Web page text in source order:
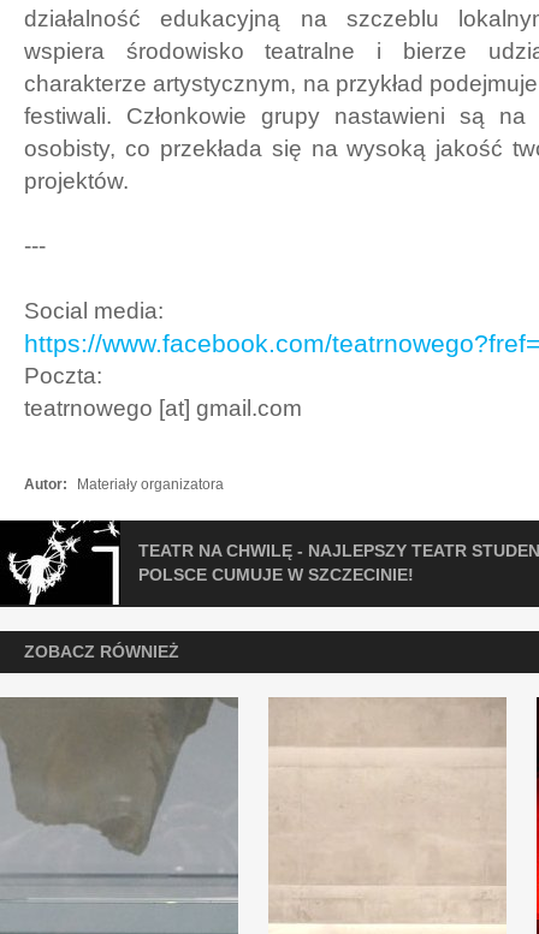
działalność edukacyjną na szczeblu
wspiera środowisko teatralne i bierze
charakterze artystycznym, na przykład
festiwali. Członkowie grupy nastawieni są
osobisty, co przekłada się na wysoką jakość
projektów.
---
Social media:
https://www.facebook.com/
Poczta:
teatrnowego [at] gmail.com
Autor: Materiały organizatora
TEATR NA CHWILĘ - NAJLEPSZY TEATR
POLSCE CUMUJE W SZCZECINIE!
ZOBACZ RÓWNIEŻ